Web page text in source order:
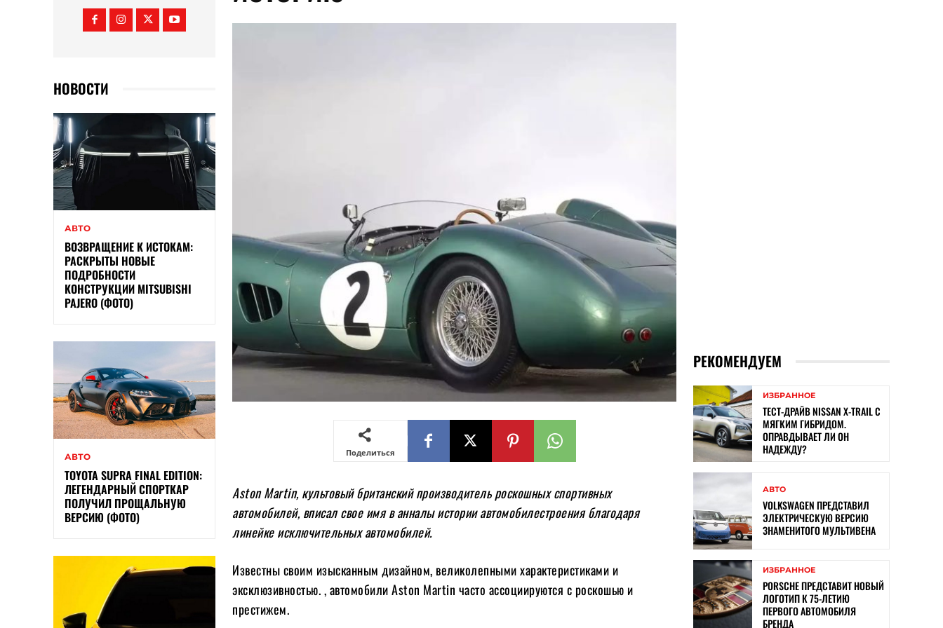
НОВОСТИ
АВТО
ВОЗВРАЩЕНИЕ К ИСТОКАМ:
РАСКРЫТЫ НОВЫЕ
ПОДРОБНОСТИ
КОНСТРУКЦИИ MITSUBISHI
PAJERO (ФОТО)
АВТО
TOYOTA SUPRA FINAL EDITION:
ЛЕГЕНДАРНЫЙ СПОРТКАР
ПОЛУЧИЛ ПРОЩАЛЬНУЮ
ВЕРСИЮ (ФОТО)
Поделиться
Aston Martin, культовый британский производитель роскошных спортивных
автомобилей, вписал свое имя в анналы истории автомобилестроения благодаря
линейке исключительных автомобилей.
Известны своим изысканным дизайном, великолепными характеристиками и
эксклюзивностью. , автомобили Aston Martin часто ассоциируются с роскошью и
престижем.
РЕКОМЕНДУЕМ
ИЗБРАННОЕ
ТЕСТ-ДРАЙВ NISSAN X-TRAIL С
МЯГКИМ ГИБРИДОМ.
ОПРАВДЫВАЕТ ЛИ ОН
НАДЕЖДУ?
АВТО
VOLKSWAGEN ПРЕДСТАВИЛ
ЭЛЕКТРИЧЕСКУЮ ВЕРСИЮ
ЗНАМЕНИТОГО МУЛЬТИВЕНА
ИЗБРАННОЕ
PORSCHE ПРЕДСТАВИТ НОВЫЙ
ЛОГОТИП К 75-ЛЕТИЮ
ПЕРВОГО АВТОМОБИЛЯ
БРЕНДА